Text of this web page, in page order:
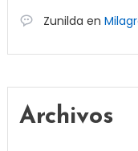
Zunilda en
Archivos